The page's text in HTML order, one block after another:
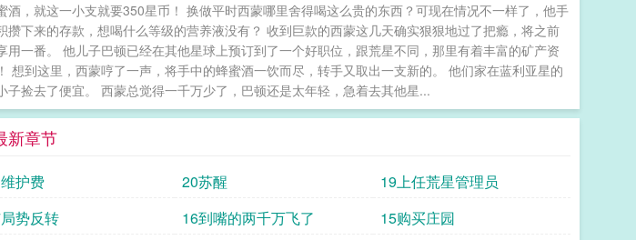
神体共享传来的记忆，堂堂帝国上将立刻黑了脸。这么玩是吧？好好好……#穿书后靠
际万人迷##不是橘猫是老虎##乐观坚韧小漂亮omegax后知后觉老婆真香alpha#【食用
he，双c2.abo精神体私设，异能，种田，建造超级农场，直播+美食+日常的轻松小甜
族是古早原始设定的纯虫子，侵略物种，不是人也没有拟人，没有和解共存相关情节日
文笔无逻辑首发，码字不易，十分感谢大家支持正版=3=爱你们唷————————
则》接档文求收藏！（可能双开）文案：徐远帆知道自己命硬克亲，是天煞孤星。所以
垦的番茄田被人意外炸毁时，他其实并不怎么难过。??在一片硝烟弥漫中，徐远帆手指
标，直接退出游戏睡觉去了。??只是当他再次登陆，却发现自己的像素农场周围莫名多了
丧尸做原材料筑起来的篱笆里外加固了好几层，门口还贴着一张纸，不知是谁留的联系方
丧尸篱笆无法轻易拆除，让徐远帆十分头疼。一向与人少有交集的他，唯独这次破了惯
酒，就这一小支就要350星币！ 换做平时西蒙哪里舍得喝这么贵的东西？可现在情况不一样了，他手
攒下来的存款，想喝什么等级的营养液没有？ 收到巨款的西蒙这几天确实狠狠地过了把瘾，将之前
一番。 他儿子巴顿已经在其他星球上预订到了一个好职位，跟荒星不同，那里有着丰富的矿产资
想到这里，西蒙哼了一声，将手中的蜂蜜酒一饮而尽，转手又取出一支新的。 他们家在蓝利亚星的
捡去了便宜。 西蒙总觉得一千万少了，巴顿还是太年轻，急着去其他星...
新章节
护费 20苏醒
19上任荒星管理员
势反转 16到嘴的两千万飞了
15购买庄园